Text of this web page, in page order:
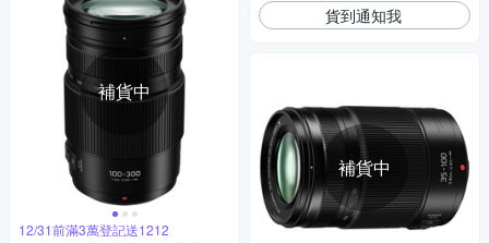
補貨中
12/31前滿3萬登記送1212
貨到通知我
補貨中